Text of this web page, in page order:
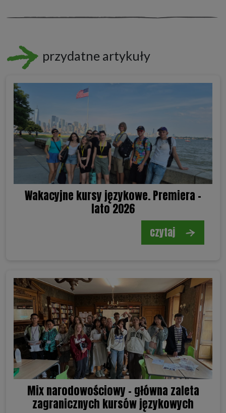
przydatne artykuły
Wakacyjne kursy językowe. Premiera -
lato 2026
czytaj
Mix narodowościowy - główna zaleta
zagranicznych kursów językowych